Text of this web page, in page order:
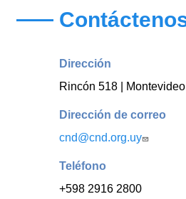
Dirección
Rincón 518 |
Dirección de correo
cnd@cnd.org.uy
Teléfono
+598 2916 2800